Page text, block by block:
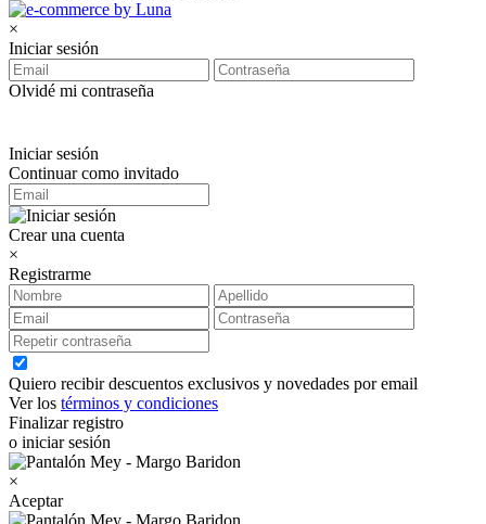
×
Iniciar sesión
Olvidé mi contraseña
Iniciar sesión
Continuar como invitado
Crear una cuenta
×
Registrarme
Quiero recibir descuentos exclusivos y novedades por email
Ver los términos y condiciones
Finalizar registro
o iniciar sesión
×
Aceptar